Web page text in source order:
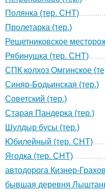
Полянка (тер. СНТ)
Пролетарка (тер.)
Решетниковское
Рябинушка (тер. СНТ)
СПК колхоз Омгинское
Синяр-Бодьинская (тер.)
Советский (тер.)
Старая Пандерка (тер.)
Шулдыр бусы (тер.)
Юбилейный (тер. СНТ)
Ягодка (тер. СНТ)
автодорога Кизнер-
бывшая деревня